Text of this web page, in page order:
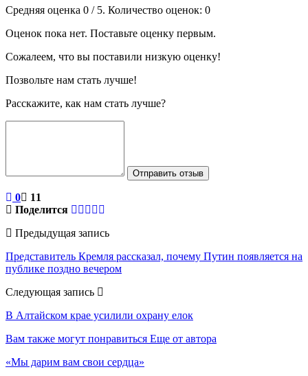
Средняя оценка 0 / 5. Количество оценок: 0
Оценок пока нет. Поставьте оценку первым.
Сожалеем, что вы поставили низкую оценку!
Позвольте нам стать лучше!
Расскажите, как нам стать лучше?
Отправить отзыв
0
11
Поделится
Предыдущая запись
Представитель Кремля рассказал, почему Путин появляется на
публике поздно вечером
Следующая запись
В Алтайском крае усилили охрану елок
Вам также могут понравиться Еще от автора
«Мы дарим вам свои сердца»